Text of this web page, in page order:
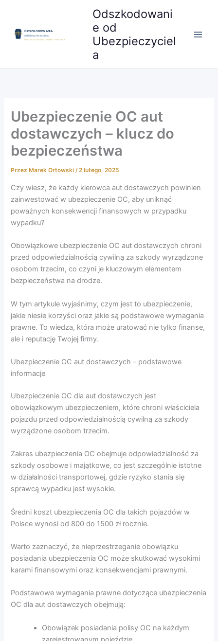
treści
Odszkodowani
e od
Ubezpieczyciel
a
Ubezpieczenie OC aut
dostawczych – klucz do
bezpieczeństwa
Przez Marek Ortowski/2 lutego, 2025
Czy wiesz, że każdy kierowca aut dostawczych powinien
zainwestować w ubezpieczenie OC, aby uniknąć
poważnych konsekwencji finansowych w przypadku
wypadku?
Obowiązkowe ubezpieczenie OC aut dostawczych chroni
przed odpowiedzialnością cywilną za szkody wyrządzone
osobom trzecim, co czyni je kluczowym elementem
bezpieczeństwa na drodze.
W tym artykule wyjaśnimy, czym jest to ubezpieczenie,
jakie niesie korzyści oraz jakie są podstawowe wymagania
prawne. To wiedza, która może uratować nie tylko finanse,
ale i reputację Twojej firmy.
Ubezpieczenie OC aut dostawczych – podstawowe
informacje
Ubezpieczenie OC dla aut dostawczych jest
obowiązkowym ubezpieczeniem, które chroni właściciela
pojazdu przed odpowiedzialnością cywilną za szkody
wyrządzone osobom trzecim.
Zakres ubezpieczenia OC obejmuje odpowiedzialność za
szkody osobowe i majątkowe, co jest szczególnie istotne
w działalności transportowej, gdzie ryzyko stania się
sprawcą wypadku jest wysokie.
Średni koszt ubezpieczenia OC dla takich pojazdów w
Polsce wynosi od 800 do 1500 zł rocznie.
Warto zaznaczyć, że nieprzestrzeganie obowiązku
posiadania ubezpieczenia OC może skutkować wysokimi
karami finansowymi oraz konsekwencjami prawnymi.
Podstawowe wymagania prawne dotyczące ubezpieczenia
OC dla aut dostawczych obejmują:
Obowiązek posiadania polisy OC na każdym